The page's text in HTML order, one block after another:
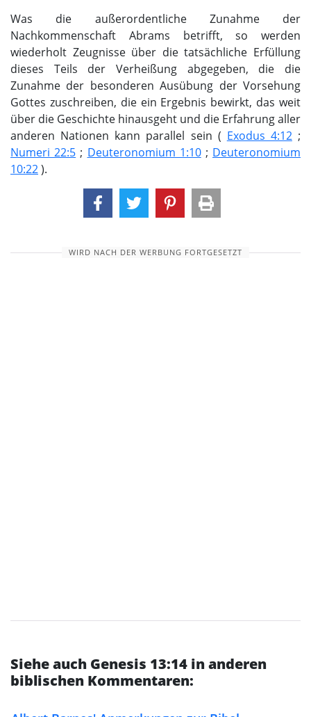
Was die außerordentliche Zunahme der
Nachkommenschaft Abrams betrifft, so werden
wiederholt Zeugnisse über die tatsächliche Erfüllung
dieses Teils der Verheißung abgegeben, die die
Zunahme der besonderen Ausübung der Vorsehung
Gottes zuschreiben, die ein Ergebnis bewirkt, das weit
über die Geschichte hinausgeht und die Erfahrung aller
anderen Nationen kann parallel sein ( Exodus 4:12;
Numeri 22:5 ; Deuteronomium 1:10; Deuteronomium
10:22).
WIRD NACH DER WERBUNG FORTGESETZT
Siehe auch Genesis 13:14 in anderen
biblischen Kommentaren: